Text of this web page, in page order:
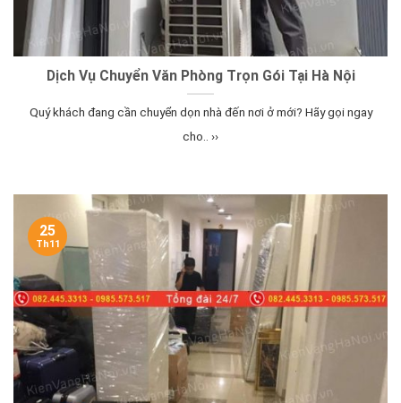
Dịch Vụ Chuyển Văn Phòng Trọn Gói Tại Hà Nội
Quý khách đang cần chuyển dọn nhà đến nơi ở mới? Hãy gọi ngay
cho.. ››
25
Th11